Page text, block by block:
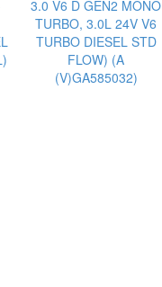
3.0 V6 D GEN2 MONO
TURBO, 3.0L 24V V6
TURBO DIESEL STD
FLOW) (A
(V)GA585032)